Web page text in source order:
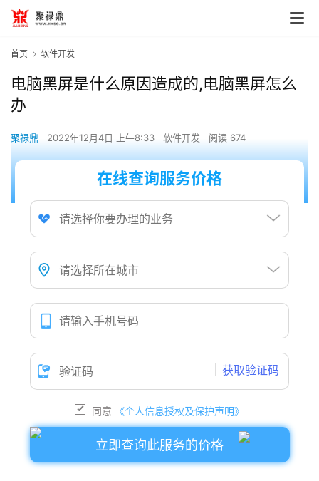
首页 软件开发
电脑黑屏是什么原因造成的,电脑黑屏怎么
办
聚禄鼎 2022年12月4日 上午8:33 软件开发 阅读 674
在线查询服务价格
获取验证码
同意 《个人信息授权及保护声明》
立即查询此服务的价格